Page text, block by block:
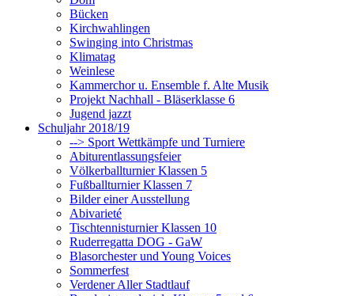
Bücken
Kirchwahlingen
Swinging into Christmas
Klimatag
Weinlese
Kammerchor u. Ensemble f. Alte Musik
Projekt Nachhall - Bläserklasse 6
Jugend jazzt
Schuljahr 2018/19
--> Sport Wettkämpfe und Turniere
Abiturentlassungsfeier
Völkerballturnier Klassen 5
Fußballturnier Klassen 7
Bilder einer Ausstellung
Abivarieté
Tischtennisturnier Klassen 10
Ruderregatta DOG - GaW
Blasorchester und Young Voices
Sommerfest
Verdener Aller Stadtlauf